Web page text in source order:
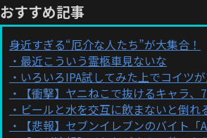
おすすめ記事
身近すぎる“厄介な人たち”が大集合！
最近こういう霊柩車見ないな
いろいろIPA試してみた上でコイツ
【衝撃】ヤニねこで抜けるキャラ、
ビールと水を交互に飲まないと倒れ
【悲報】セブンイレブンのバイト「